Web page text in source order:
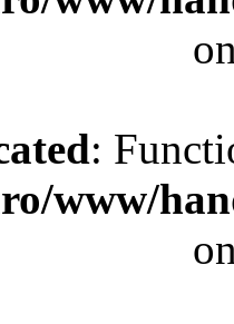
:
www/